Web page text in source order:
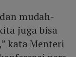
mudah-
juga bisa
kata Menteri